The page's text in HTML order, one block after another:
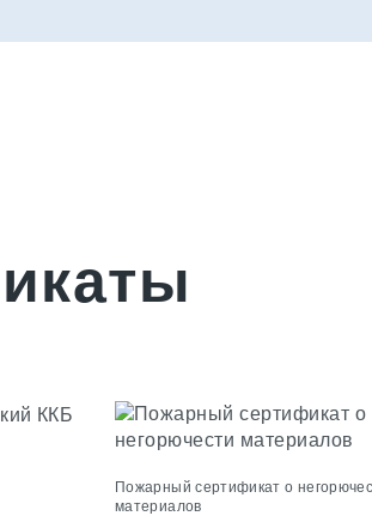
Пожарный сертификат о
материалов